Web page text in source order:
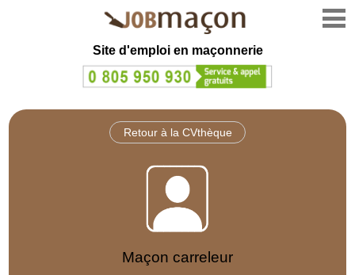
Site d'emploi en maçonnerie
Retour à la CVthèque
Maçon carreleur